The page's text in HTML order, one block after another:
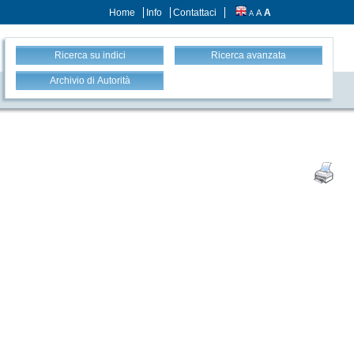
Home Info Contattaci A A A
Ricerca su indici Ricerca avanzata
Archivio di Autorità